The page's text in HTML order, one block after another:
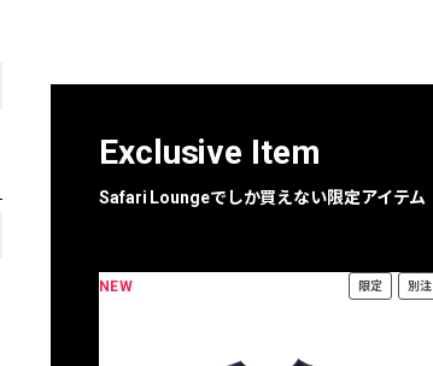
Exclusive Item
Safari Loungeでしか買えない限定アイテム
NEW 限定 別注